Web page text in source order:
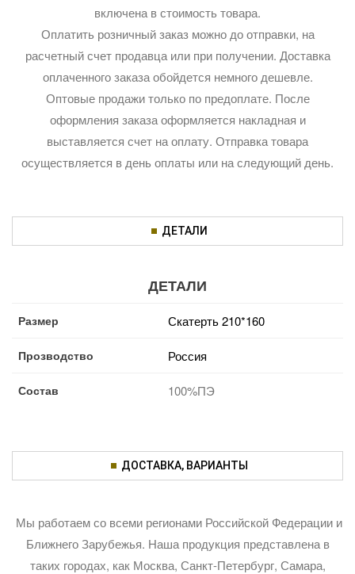
включена в стоимость товара.
Оплатить розничный заказ можно до отправки, на
расчетный счет продавца или при получении. Доставка
оплаченного заказа обойдется немного дешевле.
Оптовые продажи только по предоплате. После
оформления заказа оформляется накладная и
выставляется счет на оплату. Отправка товара
осуществляется в день оплаты или на следующий день.
ДЕТАЛИ
ДЕТАЛИ
Размер Скатерть 210*160
Прозводство Россия
Состав 100%ПЭ
ДОСТАВКА, ВАРИАНТЫ
Мы работаем со всеми регионами Российской Федерации и
Ближнего Зарубежья. Наша продукция представлена в
таких городах, как Москва, Санкт-Петербург, Самара,